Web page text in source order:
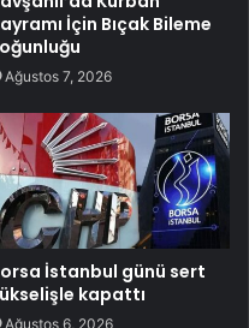
İçin Bıçak Bileme
Ağustos 7, 2026
İstanbul günü sert
kapattı
Ağustos 6, 2026